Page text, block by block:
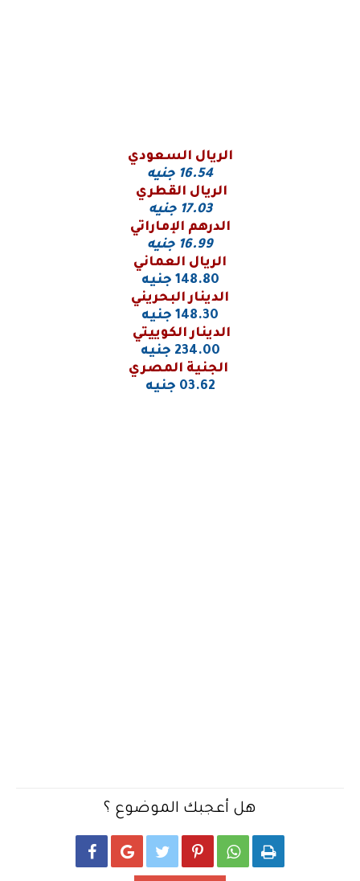
الريال السعودي
16.54 جنيه
الريال القطري
17.03 جنيه
الدرهم الإماراتي
16.99 جنيه
الريال العماني
148.80 جنيه
الدينار البحريني
148.30 جنيه
الدينار الكوييتي
234.00 جنيه
الجنية المصري
03.62 جنيه
هل أعجبك الموضوع ؟
     